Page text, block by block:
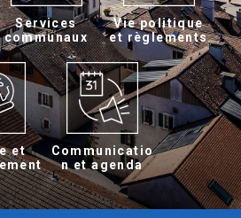
Services
communaux
Vie politique
et règlements
et
Communicatio
n et agenda